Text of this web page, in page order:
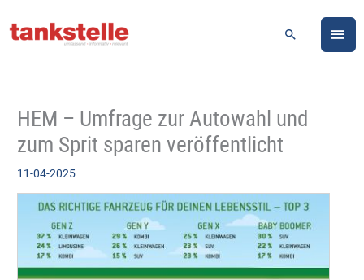
Inhalt
Suchen
HEM – Umfrage zur Autowahl und
zum Sprit sparen veröffentlicht
11-04-2025